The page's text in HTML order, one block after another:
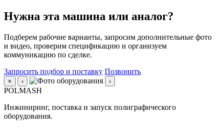
Нужна эта машина или аналог?
Подберем рабочие варианты, запросим дополнительные фото
и видео, проверим спецификацию и организуем
коммуникацию по сделке.
Запросить подбор и поставку Позвонить
× ‹ ›
POLMASH
Инжиниринг, поставка и запуск полиграфического
оборудования.